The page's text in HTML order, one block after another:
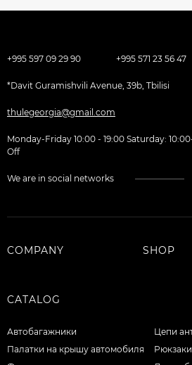
+995 597 09 29 90 +995 571 23 56 47
*Davit Guramishvili Avenue, 39b, Tbilisi
thulegeorgia@gmail.com
Monday-Friday 10:00 - 19:00 Saturday: 10:00-18:00 Sunday: Day
Off
We are in social networks
COMPANY SHOP
CATALOG
Автобагажники
Палатки на крышу автомобиля
Цепи